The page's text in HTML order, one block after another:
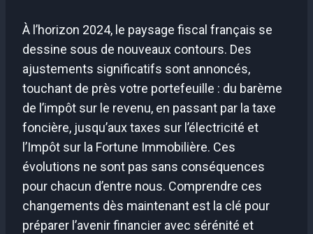
À l’horizon 2024, le paysage fiscal français se
dessine sous de nouveaux contours. Des
ajustements significatifs sont annoncés,
touchant de près votre portefeuille : du barème
de l’impôt sur le revenu, en passant par la taxe
foncière, jusqu’aux taxes sur l’électricité et
l’Impôt sur la Fortune Immobilière. Ces
évolutions ne sont pas sans conséquences
pour chacun d’entre nous. Comprendre ces
changements dès maintenant est la clé pour
préparer l’avenir financier avec sérénité et